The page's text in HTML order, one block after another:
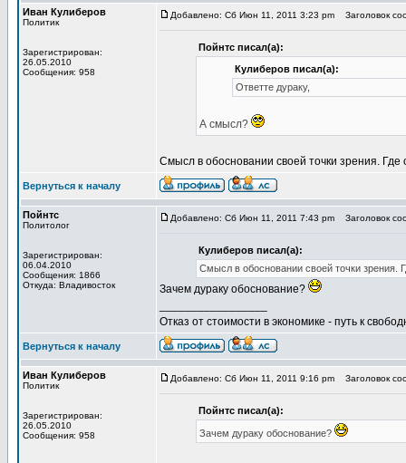
Иван Кулиберов
Политик
Зарегистрирован:
26.05.2010
Сообщения: 958
Добавлено: Сб Июн 11, 2011 3:23 pm Заголовок
Пойнтс писал(а):
Кулиберов писал(а):
Ответте дураку,
А смысл?
Смысл в обосновании своей точки зрения. Где
Вернуться к началу
Пойнтс
Политолог
Зарегистрирован:
06.04.2010
Сообщения: 1866
Откуда: Владивосток
Добавлено: Сб Июн 11, 2011 7:43 pm Заголовок
Кулиберов писал(а):
Смысл в обосновании своей точки зрения.
Зачем дураку обоснование?
Отказ от стоимости в экономике - путь к
Вернуться к началу
Иван Кулиберов
Политик
Зарегистрирован:
26.05.2010
Сообщения: 958
Добавлено: Сб Июн 11, 2011 9:16 pm Заголовок
Пойнтс писал(а):
Зачем дураку обоснование?